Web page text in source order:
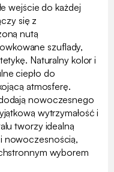
wejście do każdej
się z
nutą
szuflady,
Naturalny kolor i
ciepło do
atmosferę.
nowoczesnego
wytrzymałość i
tworzy idealną
nowoczesnością,
wyborem